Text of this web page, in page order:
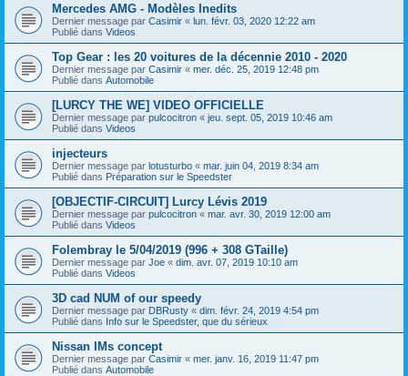
Mercedes AMG - Modèles Inedits
Dernier message par Casimir « lun. févr. 03, 2020 12:22 am
Publié dans Videos
Top Gear : les 20 voitures de la décennie 2010 - 2020
Dernier message par Casimir « mer. déc. 25, 2019 12:48 pm
Publié dans Automobile
[LURCY THE WE] VIDEO OFFICIELLE
Dernier message par pulcocitron « jeu. sept. 05, 2019 10:46 am
Publié dans Videos
injecteurs
Dernier message par lotusturbo « mar. juin 04, 2019 8:34 am
Publié dans Préparation sur le Speedster
[OBJECTIF-CIRCUIT] Lurcy Lévis 2019
Dernier message par pulcocitron « mar. avr. 30, 2019 12:00 am
Publié dans Videos
Folembray le 5/04/2019 (996 + 308 GTaille)
Dernier message par Joe « dim. avr. 07, 2019 10:10 am
Publié dans Videos
3D cad NUM of our speedy
Dernier message par DBRusty « dim. févr. 24, 2019 4:54 pm
Publié dans Info sur le Speedster, que du sérieux
Nissan IMs concept
Dernier message par Casimir « mer. janv. 16, 2019 11:47 pm
Publié dans Automobile